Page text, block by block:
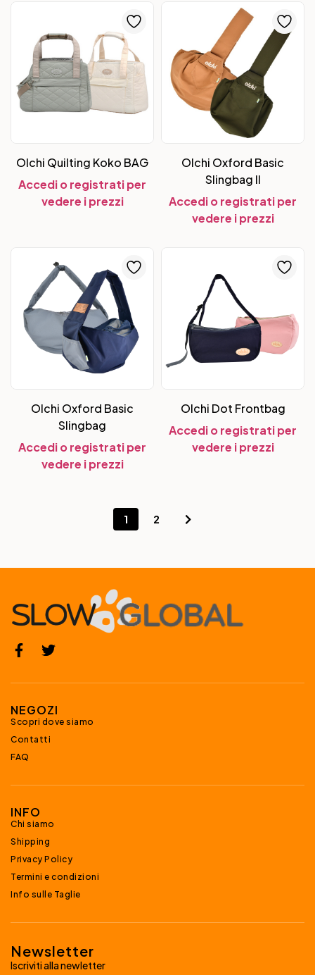
Olchi Quilting Koko BAG
Accedi o registrati per
vedere i prezzi
Olchi Oxford Basic
Slingbag II
Accedi o registrati per
vedere i prezzi
Olchi Oxford Basic
Slingbag
Accedi o registrati per
vedere i prezzi
Olchi Dot Frontbag
Accedi o registrati per
vedere i prezzi
1 2
NEGOZI
Scopri dove siamo
Contatti
FAQ
INFO
Chi siamo
Shipping
Privacy Policy
Termini e condizioni
Info sulle Taglie
Newsletter
Iscriviti alla newletter